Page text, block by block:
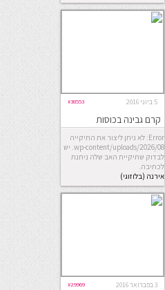
5 ביוני 2016 #38553
קרם גבינה בכוסות
Error: לא ניתן ליצור את התיקייה
wp-content/uploads/2026/08. יש
לבדוק שתיקיית האב שלה ניתנת
לכתיבה.
אירנה (בלוזוגי)
3 בפברואר 2016 #29969